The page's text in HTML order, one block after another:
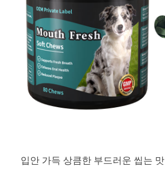
입안 가득 상큼한 부드러운 씹는 맛